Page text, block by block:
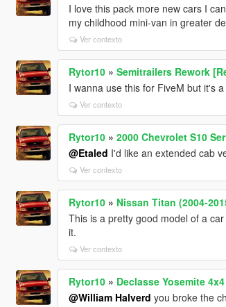
I love this pack more new cars I
my childhood mini-van in greater
Ver contexto
Rytor10» Semitrailers Rework
I wanna use this for FiveM but it's
Ver contexto
Rytor10» 2000 Chevrolet S10
@Etaled I'd like an extended cab
Ver contexto
Rytor10» Nissan Titan (2004-
This is a pretty good model of a
it.
Ver contexto
Rytor10» Declasse Yosemite
@William Halverd you broke the